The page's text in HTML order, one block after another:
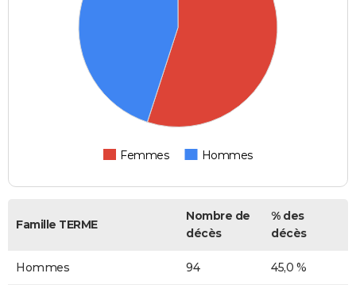
Femmes Hommes
Famille TERME
Nombre de
décès
% des
décès
Hommes 94 45,0 %